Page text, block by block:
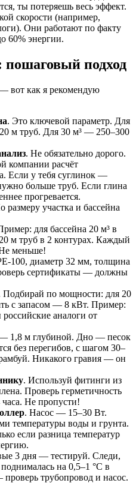
ты потеряешь весь эффект.
скорости (например,
Они работают по факту
60% энергии.
пошаговый подход
вот как я рекомендую
. Это ключевой параметр. Для
м труб. Для 30 м³ — 250–300
. Не обязательно дорого.
компании расчёт
Если у тебя суглинок —
больше труб. Если глина
прогревается.
размеру участка и бассейна
для бассейна 20 м³ в
м труб в 2 контурах. Каждый
меньше!
100, диаметр 32 мм, толщина
сертификаты — должны
Подбирай по мощности: для 20
с запасом — 8 кВт. Пример:
аналоги от
1,8 м глубиной. Дно — песок
без перегибов, с шагом 30–
Никакого гравия — он
. Используй фитинги из
Проверь герметичность
Не пропусти!
. Насос — 15–30 Вт.
температуры воды и грунта.
если разница температур
3 дня — тестируй. Следи,
на 0,5–1 °C в
трубопровод и насос.